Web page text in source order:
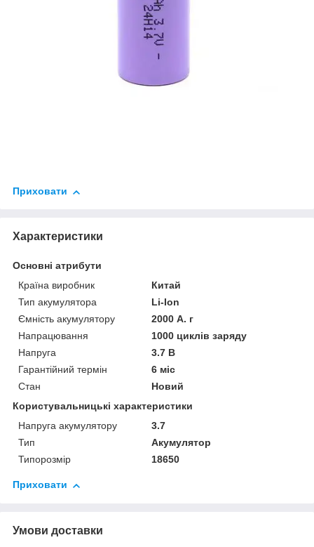
Приховати
Характеристики
Основні атрибути
Країна виробник
Китай
Тип акумулятора
Li-Ion
Ємність акумулятору
2000 А. г
Напрацювання
1000 циклів заряду
Напруга
3.7 В
Гарантійний термін
6 міс
Стан
Новий
Користувальницькі характеристики
Напруга акумулятору
3.7
Тип
Акумулятор
Типорозмір
18650
Приховати
Умови доставки